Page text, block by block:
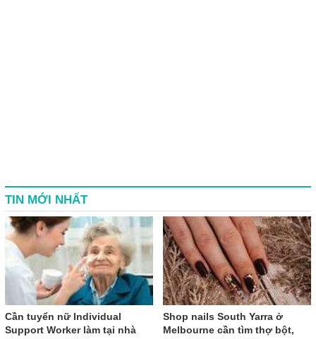
TIN MỚI NHẤT
Cần tuyển nữ Individual
Support Worker làm tại nhà
Shop nails South Yarra ở
Melbourne cần tìm thợ bột,